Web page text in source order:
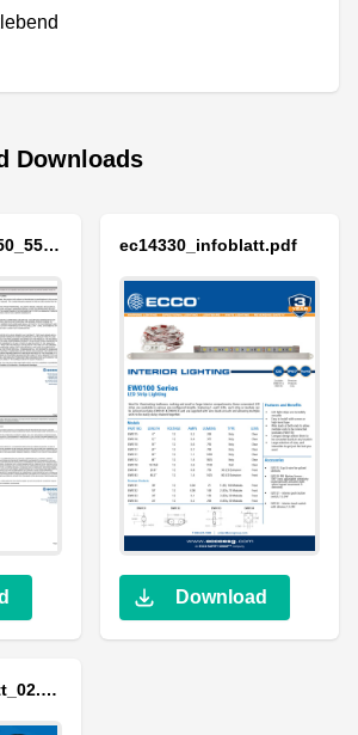
Downloads
ec14330_35_40_50_55_60_65_mon.pdf ec14330_infoblatt.pdf
Download
ec14330_infoblatt_02.pdf